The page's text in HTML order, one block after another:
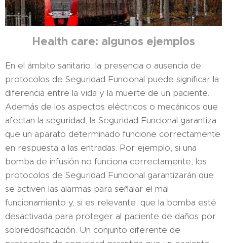
Health care: algunos ejemplos
En el ámbito sanitario, la presencia o ausencia de
protocolos de Seguridad Funcional puede significar la
diferencia entre la vida y la muerte de un paciente.
Además de los aspectos eléctricos o mecánicos que
afectan la seguridad, la Seguridad Funcional garantiza
que un aparato determinado funcione correctamente
en respuesta a las entradas. Por ejemplo, si una
bomba de infusión no funciona correctamente, los
protocolos de Seguridad Funcional garantizarán que
se activen las alarmas para señalar el mal
funcionamiento y, si es relevante, que la bomba esté
desactivada para proteger al paciente de daños por
sobredosificación. Un conjunto diferente de